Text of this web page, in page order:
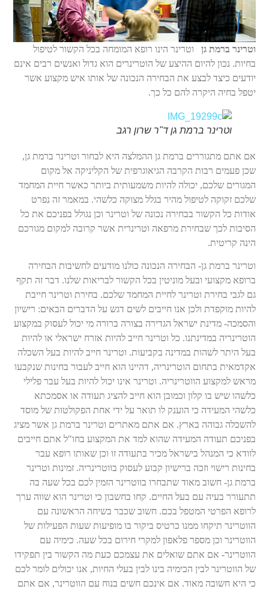
וטרינר ברמת גן
וטרינר הינו רופא המומחה בכל הקשור לטיפול
בחיות. נכון להיום ההיצע של הוטרינרים הוא גדול ואנשים רבים אינם
יודעים כיצד לבצע את הבחירה הנכונה של אותו איש מקצוע אשר
יטפל בחיה היקרה להם כל כך.
וטרינר ברמת גן ד"ר שרון רגב
אם אתם מתגוררים ברמת גן ההמלצה היא לבחור וטרינר ברמת גן,
שכן פעמים רבות הקרבה הגיאוגרפית של הקליניקה אל מקום
המגורים שלכם, יכולה להיות משמעותית ביותר כאשר חיית המחמד
שלכם זקוקה לטיפול מהיר בגלל מצוקה כלשהי. במאמר זה נפרט
אודות כל הקשור בבחירה נכונה של וטרינר וכן נגולל בפניכם את כל
הסיבות לכך שבחירת מרפאה וטרינרית אשר קרובה למקום מגורכם
הינה קריטית.
וטרינר ברמת גן- הבחירה הנכונה כולנו מודעים לחשיבות הבחירה
ברופא מקצועי ובעל מוניטין בכל הקשור לבריאות שלנו. דבר זה תקף
גם לגבי בחירת וטרינר לחיית המחמד שלכם. בחירת וטרינר חייבת
להיות מוקפדת ולכן אנו חייבים לשים דגש על הדברים הבאים: רישיון
והסמכה- מדינת ישראל הגדירה בצורה ברורה מי יכול לעסוק במקצוע
הוטרינריה במדינתנו. כל וטרינר חייב להיות אזרח ישראלי או להיות
בעל היתר לשהות במדינה בקביעות. וטרינר חייב להיות בעל השכלה
אקדמאית בתחום הוטרינריה, דהיינו הוא חייב לעבור בחינות שנקבעו
מראש למקצוע הווטרינריה. וטרינר אינו יכול להיות בעל עבר פלילי
כלשהו שיש בו קלון וכמובן הוא חייב להציג תעודה או אסמכתא
כלשהי המעידה כי הוענק לו תואר על ידי אחת הפקולטות של מוסד
להשכלה גבוהה בארץ. אם אתם מאתרים וטרינר ברמת גן אשר מציג
בפניכם תעודה המעידה שהוא למד את המקצוע בחו"ל אתם חייבים
לוודא כי המנהל בישראל מכיר בתעודה זו וכן שאותו רופא עבר
בחינות רישוי וזכה ברישיון קבוע לעסוק בווטרינריה. זמינות וטרינר
ברמת גן- חשוב מאוד שתבחרו בווטרינר הזמין לכם בכל שעה בה
תתעורר בעיה עם בעל החיים. קחו בחשבון כי וטרינר הוא שווה ערך
לרופא הפרטי המטפל בכם. חשוב שכבר בשיחה הראשונה עם
הווטרינר תיקחו ממנו כרטיס ביקור בו מופיעות שעות הפעילות של
הווטרינר וכן מספר פלאפון למקרי חירום בכל שעה. כימיה עם
הווטרינר- אם אתם שואלים את עצמכם כעת מה הקשור בין תפקידו
של הווטרינר לבין הכימיה בינו לבין בעלי החיות, אנו יכולים לומר לכם
כי היא חשובה מאוד. אם אינכם חשים בנוח עם הווטרינר, אם אתם